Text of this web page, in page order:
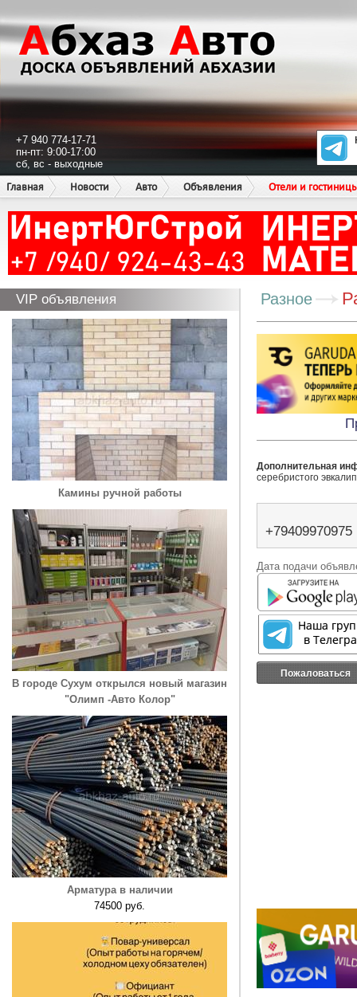
+7 940 774-17-71
пн-пт: 9:00-17:00
сб, вс - выходные
Главная
Новости Авто Объявления Отели и
VIP объявления
Камины ручной работы
В городе Сухум открылся новый магазин
"Олимп -Авто Колор"
Арматура в наличии
74500 руб.
Разное
Дополнительная
серебристого
+79409970975
Дата подачи
Пожаловаться